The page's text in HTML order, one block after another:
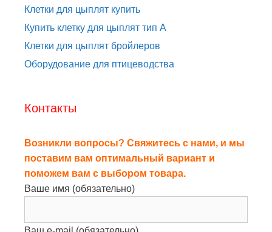
Клетки для цыплят купить
Купить клетку для цыплят тип A
Клетки для цыплят бройлеров
Оборудование для птицеводства
Контакты
Возникли вопросы? Свяжитесь с нами, и мы
поставим вам оптимальный вариант и
поможем вам с выбором товара.
Ваше имя (обязательно)